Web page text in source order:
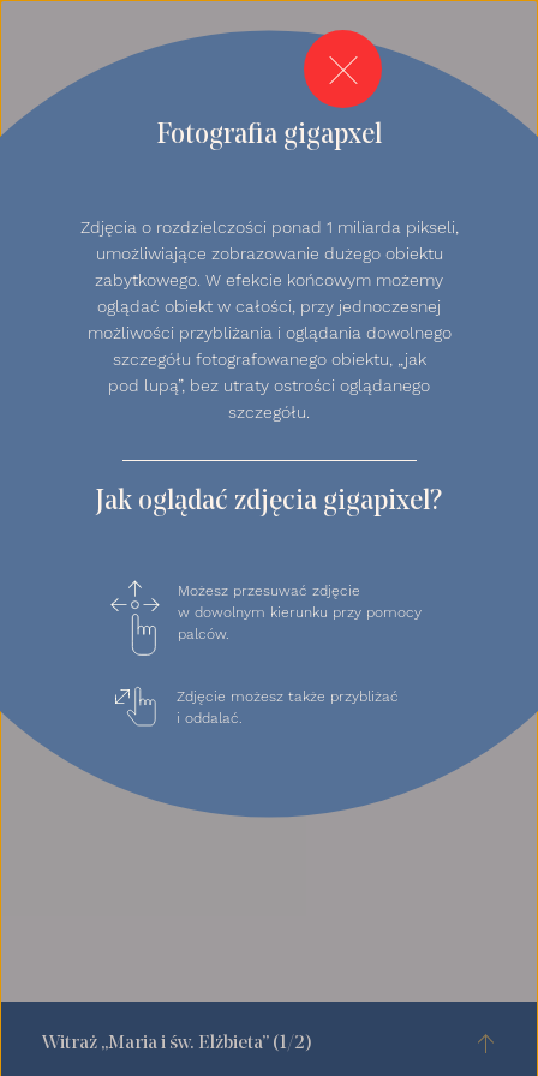
Fotografia gigapxel
Zdjęcia o rozdzielczości ponad 1 miliarda pikseli,
umożliwiające zobrazowanie dużego obiektu
zabytkowego. W efekcie końcowym możemy
oglądać obiekt w całości, przy jednoczesnej
możliwości przybliżania i oglądania dowolnego
szczegółu fotografowanego obiektu, „jak
pod lupą”, bez utraty ostrości oglądanego
szczegółu.
Jak oglądać zdjęcia gigapixel?
Możesz przesuwać zdjęcie
w dowolnym kierunku przy pomocy
palców.
Zdjęcie możesz także przybliżać
i oddalać.
Zamknij